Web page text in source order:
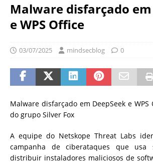
Malware disfarçado em
e WPS Office
03/07/2025 mindsecblog 0
Malware disfarçado em DeepSeek e WPS
do grupo Silver Fox
A equipe do Netskope Threat Labs
campanha de ciberataques que usa
distribuir instaladores maliciosos de